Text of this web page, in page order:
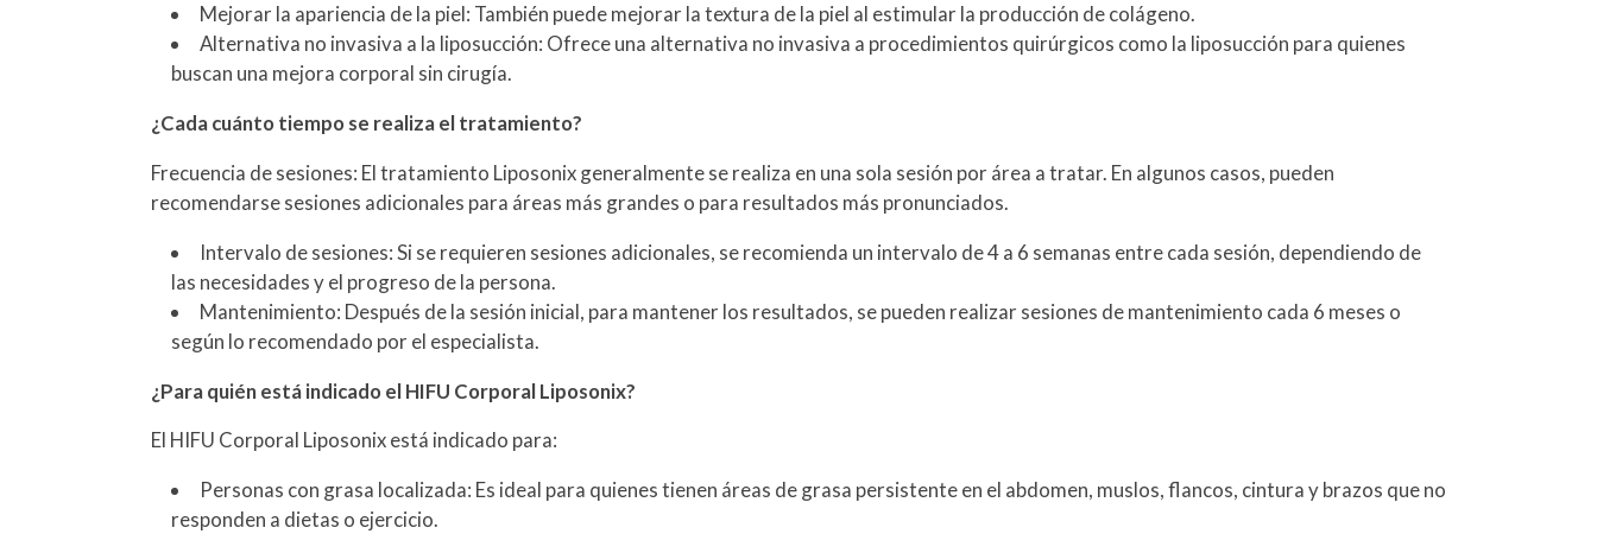
Mejorar la apariencia de la piel: También puede mejorar la textura de la piel al estimular la producción de colágeno.
Alternativa no invasiva a la liposucción: Ofrece una alternativa no invasiva a procedimientos quirúrgicos como la liposucción para quienes
buscan una mejora corporal sin cirugía.
¿Cada cuánto tiempo se realiza el tratamiento?
Frecuencia de sesiones: El tratamiento Liposonix generalmente se realiza en una sola sesión por área a tratar. En algunos casos, pueden
recomendarse sesiones adicionales para áreas más grandes o para resultados más pronunciados.
Intervalo de sesiones: Si se requieren sesiones adicionales, se recomienda un intervalo de 4 a 6 semanas entre cada sesión, dependiendo de
las necesidades y el progreso de la persona.
Mantenimiento: Después de la sesión inicial, para mantener los resultados, se pueden realizar sesiones de mantenimiento cada 6 meses o
según lo recomendado por el especialista.
¿Para quién está indicado el HIFU Corporal Liposonix?
El HIFU Corporal Liposonix está indicado para:
Personas con grasa localizada: Es ideal para quienes tienen áreas de grasa persistente en el abdomen, muslos, flancos, cintura y brazos que no
responden a dietas o ejercicio.